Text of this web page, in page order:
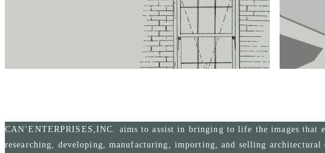
CAN’ENTERPRISES,INC. aims to assist in bringing to life the images that
researching, developing, manufacturing, importing, and selling architectural